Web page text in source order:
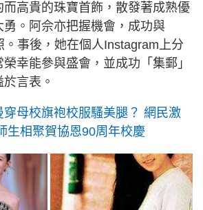
高貴的珠寶首飾，散發著成熟優
。阿佘亦把握機會，成功與
。事後，她在個人Instagram上分
幸能參與盛會，並成功「集郵」
言表。
穿母校旗袍校服騷美腿？ 網民激
生相聚賀協恩90周年校慶